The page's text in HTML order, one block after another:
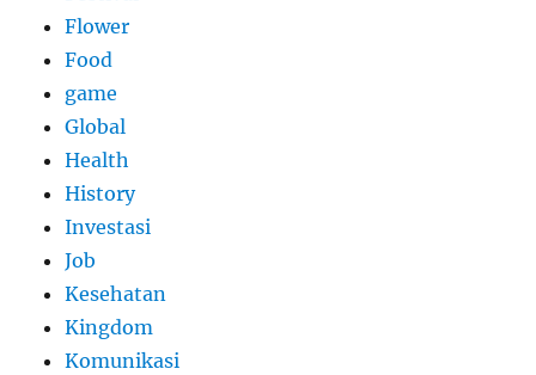
Flower
Food
game
Global
Health
History
Investasi
Job
Kesehatan
Kingdom
Komunikasi